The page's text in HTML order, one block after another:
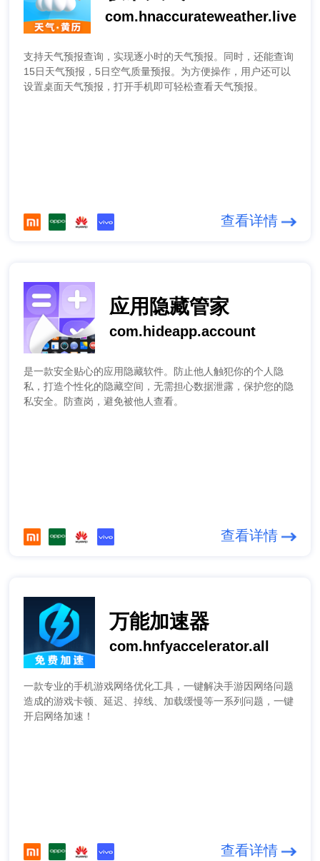
com.hnaccurateweather.live
支持天气预报查询，实现逐小时的天气预报。同时，还能查询
15日天气预报，5日空气质量预报。为方便操作，用户还可以
设置桌面天气预报，打开手机即可轻松查看天气预报。
查看详情
应用隐藏管家
com.hideapp.account
是一款安全贴心的应用隐藏软件。防止他人触犯你的个人隐
私，打造个性化的隐藏空间，无需担心数据泄露，保护您的隐
私安全。防查岗，避免被他人查看。
查看详情
万能加速器
com.hnfyaccelerator.all
一款专业的手机游戏网络优化工具，一键解决手游因网络问题
造成的游戏卡顿、延迟、掉线、加载缓慢等一系列问题，一键
开启网络加速！
查看详情